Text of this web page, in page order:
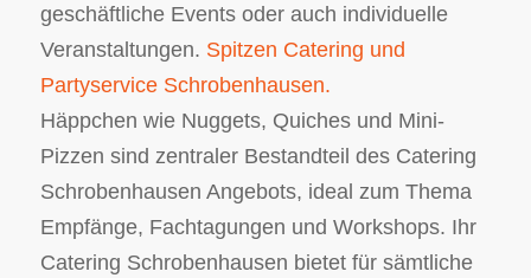
geschäftliche Events oder auch individuelle
Veranstaltungen. Spitzen Catering und
Partyservice Schrobenhausen.
Häppchen wie Nuggets, Quiches und Mini-
Pizzen sind zentraler Bestandteil des Catering
Schrobenhausen Angebots, ideal zum Thema
Empfänge, Fachtagungen und Workshops. Ihr
Catering Schrobenhausen bietet für sämtliche